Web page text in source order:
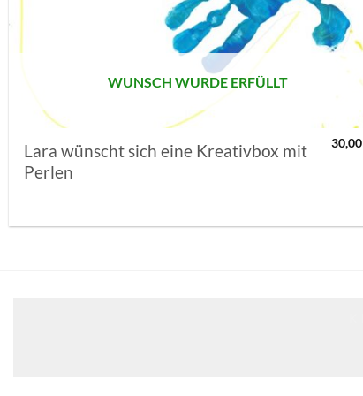
MERKLISTE
SETZEN
WUNSCH WURDE ERFÜLLT
Lara wünscht sich eine Kreativbox mit
Perlen
30,00